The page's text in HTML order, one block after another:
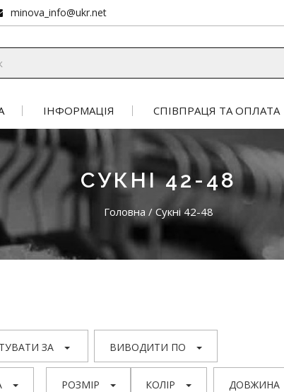
minova_info@ukr.net
ІНФОРМАЦІЯ СПІВПРАЦЯ ТА ОПЛАТА
СУКНІ 42-48
Головна / Сукні 42-48
ЗА ВИВОДИТИ ПО
РОЗМІР КОЛІР ДОВЖИНА